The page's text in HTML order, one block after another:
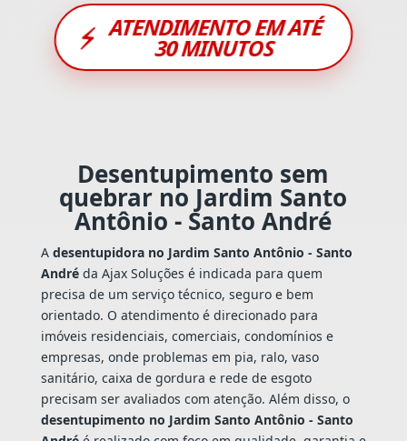
⚡ ATENDIMENTO EM ATÉ
30 MINUTOS
Desentupimento sem
quebrar no Jardim Santo
Antônio - Santo André
A desentupidora no Jardim Santo Antônio - Santo
Andréda Ajax Soluções é indicada para quem
precisa de um serviço técnico, seguro e bem
orientado. O atendimento é direcionado para
imóveis residenciais, comerciais, condomínios e
empresas, onde problemas em pia, ralo, vaso
sanitário, caixa de gordura e rede de esgoto
precisam ser avaliados com atenção. Além disso, o
desentupimento no Jardim Santo Antônio - Santo